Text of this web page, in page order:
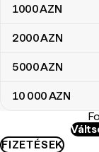
1000AZN
2000AZN
5000AZN
10 000AZN
FIZETÉSEK